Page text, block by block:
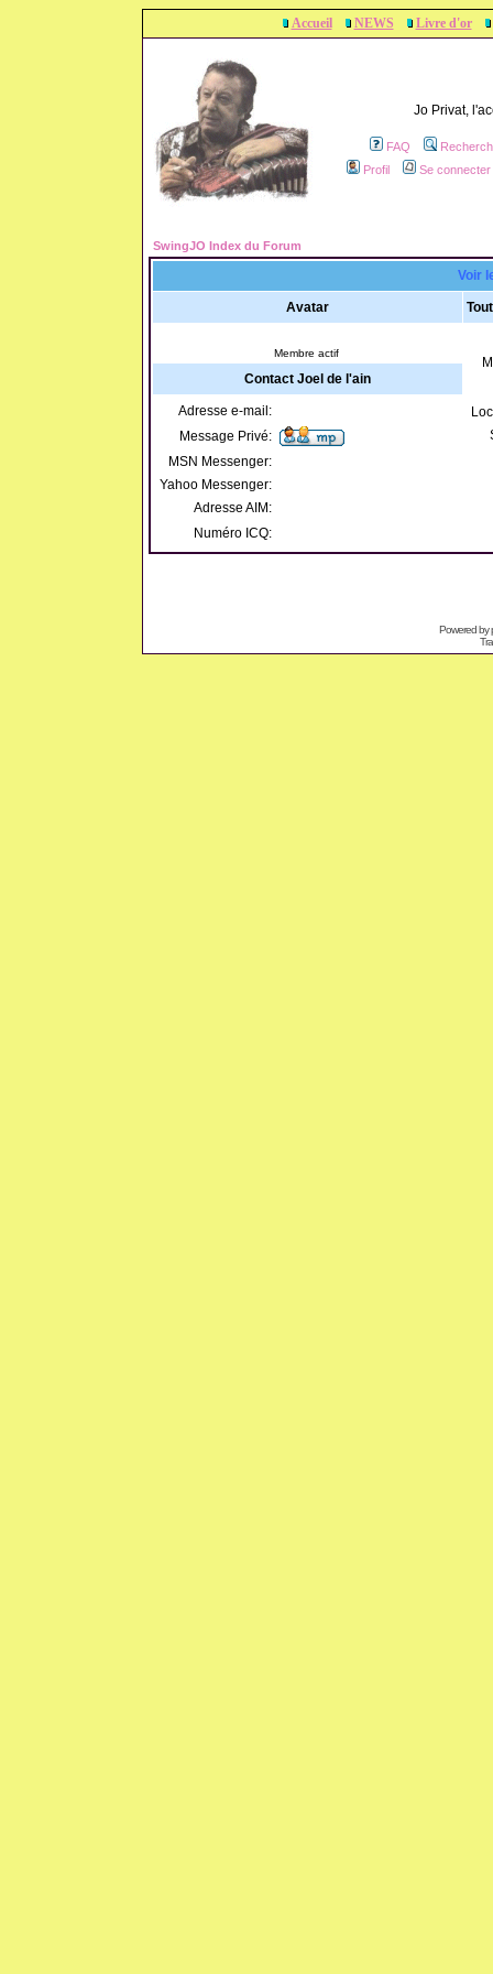
Accueil NEWS Livre d'or
Jo Privat,
FAQ
Profil
Se
SwingJO Index du Forum
Voir
Avatar
Membre actif
Contact Joel de l'ain
Adresse e-mail:
Message Privé:
MSN Messenger:
Yahoo Messenger:
Adresse AIM:
Numéro ICQ:
Powered by